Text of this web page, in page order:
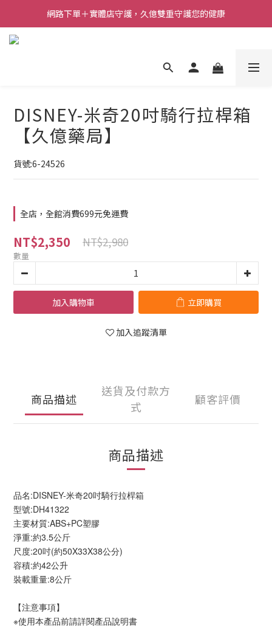
網路下單＋實體店守護，久億雙重守護您的健康
DISNEY-米奇20吋騎行拉桿箱
【久億藥局】
貨號:6-24526
全店，全館消費699元免運費
NT$2,350 NT$2,980
數量
加入購物車 立即購買
加入追蹤清單
商品描述
送貨及付款方
式
顧客評價
商品描述
品名:DISNEY-米奇20吋騎行拉桿箱
型號:DH41322
主要材質:ABS+PC塑膠
淨重:約3.5公斤
尺度:20吋(約50X33X38公分)
容積:約42公升
裝載重量:8公斤
【注意事項】
※使用本產品前請詳閱產品說明書